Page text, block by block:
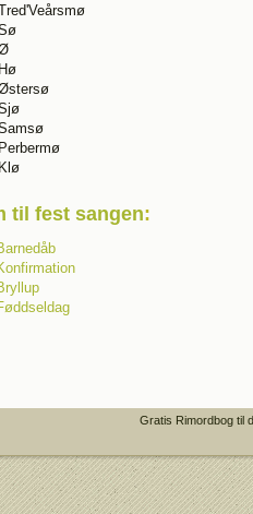
til fest sangen:
Gratis Rimordbog til